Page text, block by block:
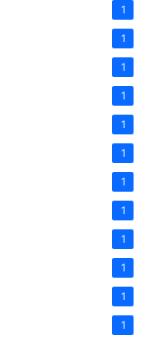
1
1
1
1
1
1
1
1
1
1
1
1